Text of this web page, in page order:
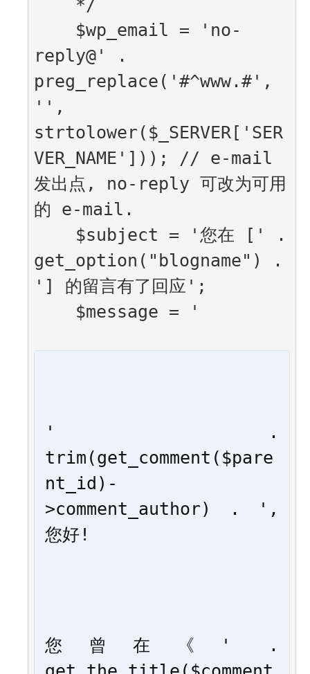
reply@' .
preg_replace('#^www.#',
'',
strtolower($_SERVER['SER
VER_NAME'])); // e-mail
发出点, no-reply 可改为可用
的 e-mail.
get_option("blogname") .
'] 的留言有了回应';
' .
trim(get_comment($pare
nt_id)-
>comment_author) . ',
您好!
您曾在《' .